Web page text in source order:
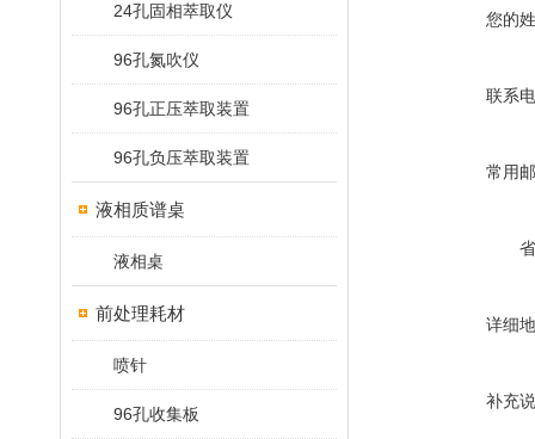
24孔固相萃取仪
96孔氮吹仪
96孔正压萃取装置
96孔负压萃取装置
液相质谱桌
液相桌
前处理耗材
喷针
96孔收集板
您的
联系
常用
详细
补充